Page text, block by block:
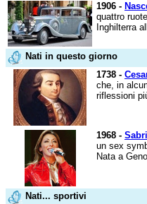
1906 -
quattro
Inghilterra
Nati in questo giorno
1738 -
che, in
riflessioni
1968 -
un sex
Nata a
Nati... sportivi